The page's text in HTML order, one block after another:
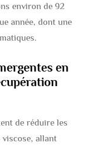
environ de 92
année, dont une
en
de réduire les
allant